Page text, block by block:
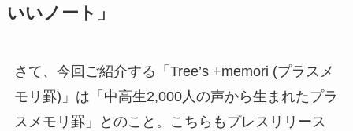
いいノート」
さて、今回ご紹介する「Tree’s +memori (プラスメ
モリ罫)」は「中高生2,000人の声から生まれたプラ
スメモリ罫」とのこと。こちらもプレスリリース